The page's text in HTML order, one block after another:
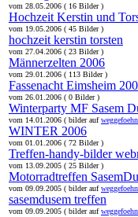
vom 28.05.2006 ( 16 Bilder )
Hochzeit Kerstin und
vom 19.05.2006 ( 45 Bilder )
hochzeit kerstin torsten
vom 27.04.2006 ( 23 Bilder )
Männerzelten 2006
vom 29.01.2006 ( 113 Bilder )
Fassenacht Eimsheim
vom 26.01.2006 ( 0 Bilder )
Winterparty MF Sasem
vom 14.01.2006 ( bilder auf
WINTER 2006
vom 01.01.2006 ( 72 Bilder )
Treffen-handy-bilder
vom 13.09.2005 ( 25 Bilder )
Motorradtreffen
vom 09.09.2005 ( bilder auf
sasemdusem treffen
vom 09.09.2005 ( bilder auf